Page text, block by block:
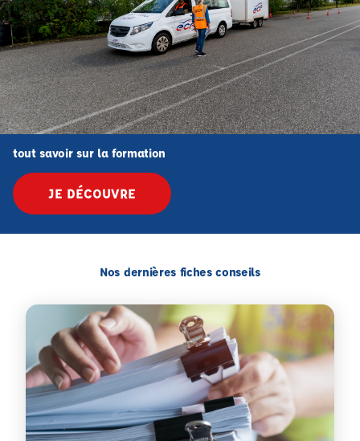
tout savoir sur la formation
JE DÉCOUVRE
Nos dernières fiches conseils